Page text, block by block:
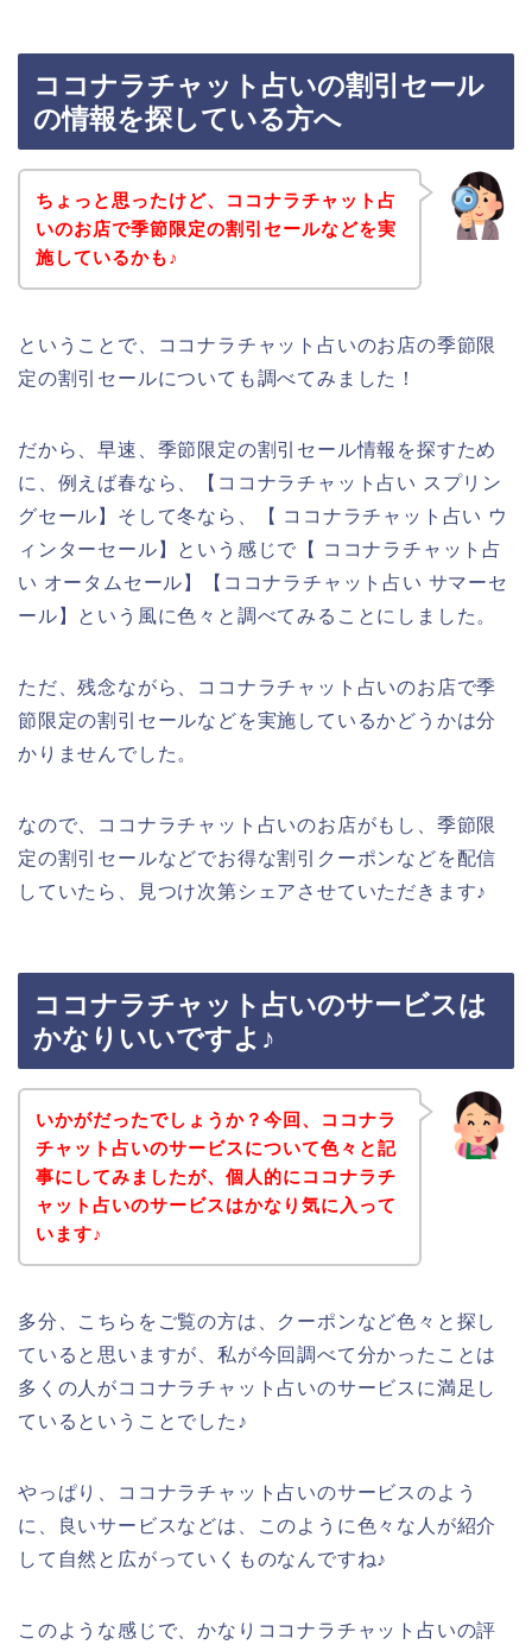
ココナラチャット占いの割引セール
の情報を探している方へ
ちょっと思ったけど、ココナラチャット占
いのお店で季節限定の割引セールなどを実
施しているかも♪
ということで、ココナラチャット占いのお店の季節限
定の割引セールについても調べてみました！
だから、早速、季節限定の割引セール情報を探すため
に、例えば春なら、【ココナラチャット占い スプリン
グセール】そして冬なら、【 ココナラチャット占い ウ
ィンターセール】という感じで【 ココナラチャット占
い オータムセール】【ココナラチャット占い サマーセ
ール】という風に色々と調べてみることにしました。
ただ、残念ながら、ココナラチャット占いのお店で季
節限定の割引セールなどを実施しているかどうかは分
かりませんでした。
なので、ココナラチャット占いのお店がもし、季節限
定の割引セールなどでお得な割引クーポンなどを配信
していたら、見つけ次第シェアさせていただきます♪
ココナラチャット占いのサービスは
かなりいいですよ♪
いかがだったでしょうか？今回、ココナラ
チャット占いのサービスについて色々と記
事にしてみましたが、個人的にココナラチ
ャット占いのサービスはかなり気に入って
います♪
多分、こちらをご覧の方は、クーポンなど色々と探し
ていると思いますが、私が今回調べて分かったことは
多くの人がココナラチャット占いのサービスに満足し
ているということでした♪
やっぱり、ココナラチャット占いのサービスのよう
に、良いサービスなどは、このように色々な人が紹介
して自然と広がっていくものなんですね♪
このような感じで、かなりココナラチャット占いの評